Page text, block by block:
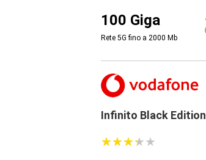
100 Giga
Rete 5G fino a 2000 Mb
Infinito Black Edition
★★★★★
★★★★★